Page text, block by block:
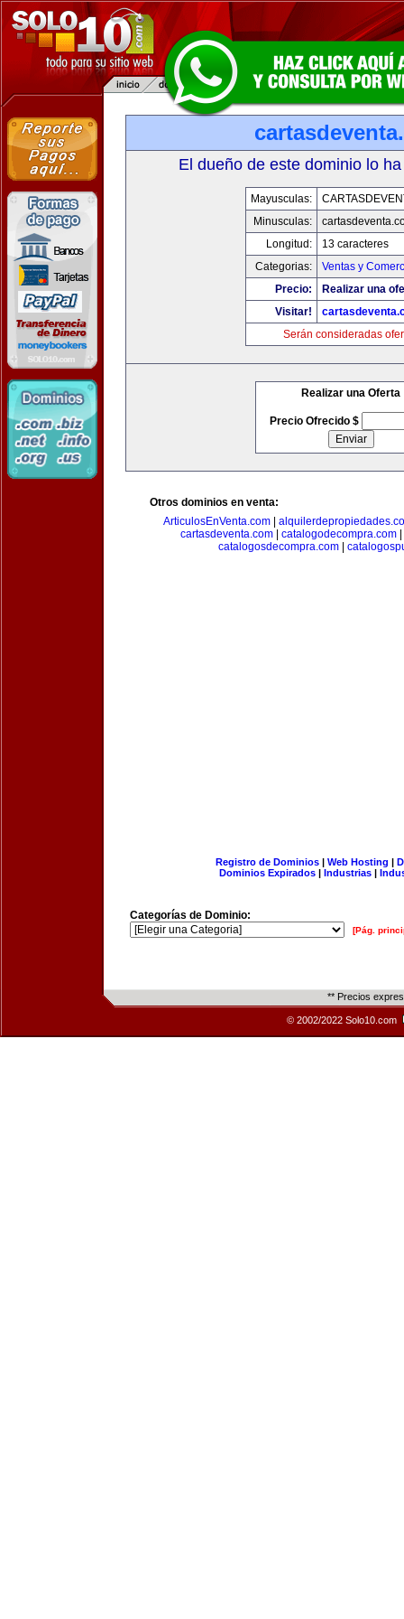
El dueño de este dominio lo
Mayusculas:
Minusculas:
Longitud:
13 caracteres
Categorias:
Ventas y
Precio:
Realizar una
Visitar!
Serán consideradas
Realizar una Oferta
Precio Ofrecido $
Otros dominios en venta:
ArticulosEnVenta.com
cartasdeventa.com
catalogodecompra.com
catalogosdecompra.com
Registro de Dominios| Web Hosting |
Dominios Expirados | Industrias |
Categorías de Dominio:
[Pág.
** Precios
© 2002/2022 Solo10.com